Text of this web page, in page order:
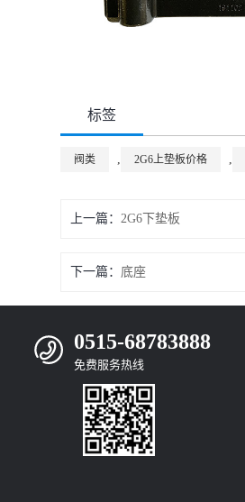
标签
阀类 , 2G6上垫板价格 ,
上一篇：2G6下垫板
下一篇： 底座
0515-68783888
免费服务热线